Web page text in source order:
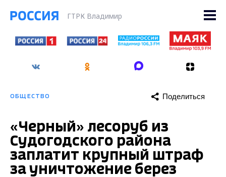
ГТРК Владимир
ОБЩЕСТВО Поделиться
«Черный» лесоруб из
Судогодского района
заплатит крупный штраф
за уничтожение берез